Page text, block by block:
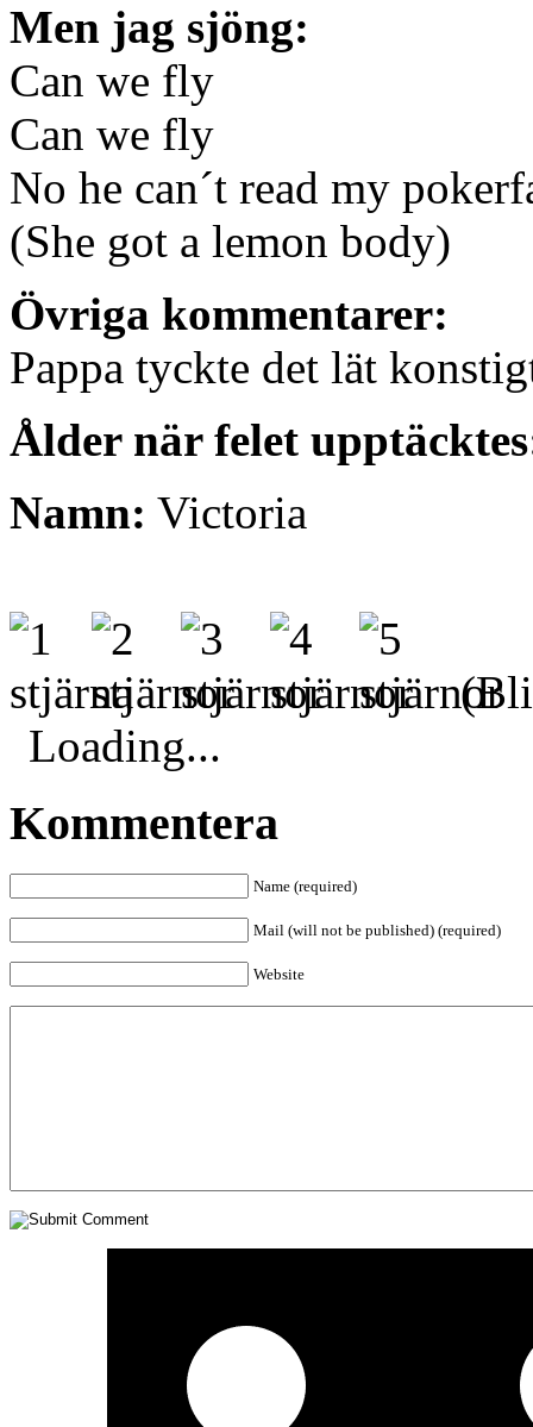
Men jag sjöng:
Can we fly
Can we fly
No he can´t read my
(She got a lemon body)
Övriga kommentarer:
Pappa tyckte det lät
Ålder när felet
Namn: Victoria
(Bli
Loading...
Kommentera
Name (required)
Mail (will not be published) (required)
Website